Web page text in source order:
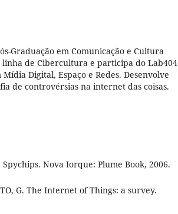
Graduação em Comunicação e Cultura
linha de Cibercultura e participa do Lab404
Digital, Espaço e Redes. Desenvolve
de controvérsias na internet das coisas.
Spychips. Nova Iorque: Plume Book, 2006.
G. The Internet of Things: a survey.